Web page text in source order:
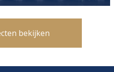
bekijken